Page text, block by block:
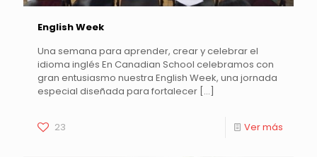
English Week
Una semana para aprender, crear y celebrar el
idioma inglés En Canadian School celebramos con
gran entusiasmo nuestra English Week, una jornada
especial diseñada para fortalecer […]
23 Ver más